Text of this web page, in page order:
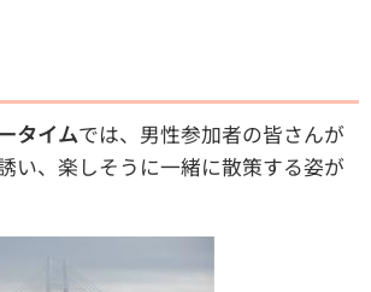
タイムでは、男性参加者の皆さんが
い、楽しそうに一緒に散策する姿が